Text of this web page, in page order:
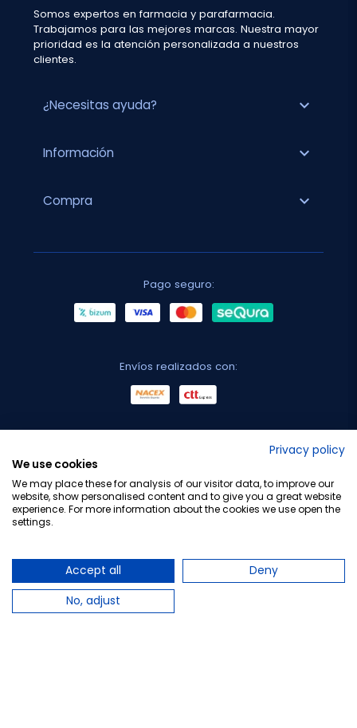
Somos expertos en farmacia y parafarmacia.
Trabajamos para las mejores marcas. Nuestra mayor
prioridad es la atención personalizada a nuestros
clientes.
¿Necesitas ayuda? expand_more
Información expand_more
Compra expand_more
Pago seguro:
Envíos realizados con:
Privacy policy
We use cookies
We may place these for analysis of our visitor data, to improve our
website, show personalised content and to give you a great website
experience. For more information about the cookies we use open the
settings.
Accept all
Deny
No, adjust